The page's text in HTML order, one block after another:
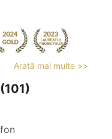
Arată mai multe >>
(101)